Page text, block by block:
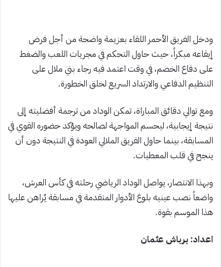
ودخل الفريق الأحمر اللقاء بعزيمة واضحة من أجل فرض
إيقاعه مبكراً، حيث حاول التحكم في مجريات اللعب والضغط
على دفاع الخصم، في وقت اعتمد فيه رجاء بني ملال على
التنظيم الدفاعي والارتداد السريع لخلق الخطورة.
ومع توالي دقائق المباراة، تمكن الوداد من ترجمة أفضليته إلى
نتيجة إيجابية، ليحسم المواجهة لصالحه ويؤكد حضوره القوي في
المسابقة، بينما حاول الفريق الملالي العودة في النتيجة دون أن
ينجح في قلب المعطيات.
وبهذا الانتصار، يواصل الوداد الرياضي رحلته في كأس العرش،
واضعاً نصب عينيه بلوغ الأدوار المتقدمة في مسابقة يُراهن عليها
هذا الموسم بقوة.
اعداد: برباش عثمان